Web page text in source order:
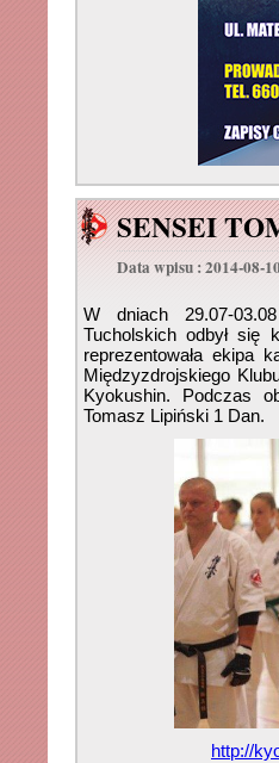
SENSEI
Data wpisu : 2014-08-
W dniach 29.07-
Tucholskich odbył się
reprezentowała ekipa
Międzyzdrojskiego
Kyokushin. Podczas
Tomasz Lipiński 1 Dan.
http://